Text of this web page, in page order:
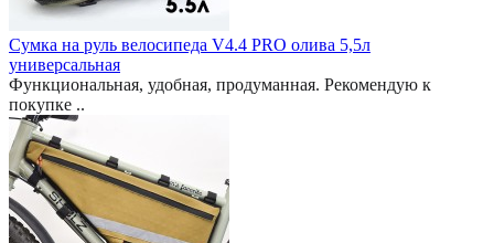
Сумка на руль велосипеда V4.4 PRO олива 5,5л
универсальная
Функциональная, удобная, продуманная. Рекомендую к
покупке ..